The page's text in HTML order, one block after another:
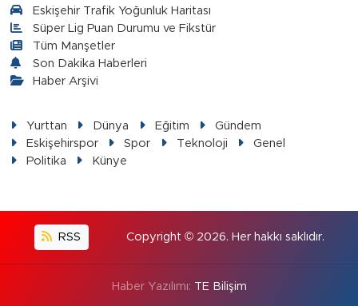
Eskişehir Trafik Yoğunluk Haritası
Süper Lig Puan Durumu ve Fikstür
Tüm Manşetler
Son Dakika Haberleri
Haber Arşivi
Yurttan Dünya Eğitim
Gündem
Eskişehirspor
Spor Teknoloji
Genel
Politika
Künye
RSS Copyright © 2026. Her hakkı saklıdır.
Haber Yazılımı: TE Bilişim